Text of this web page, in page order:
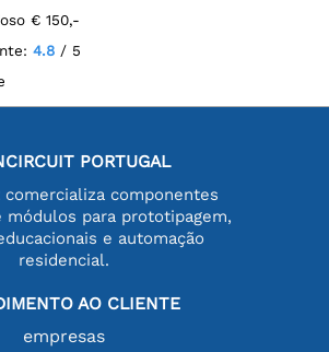
€ 150,-
4.8 / 5
PORTUGAL
comercializa componentes
módulos para prototipagem,
e automação
residencial.
AO CLIENTE
empresas